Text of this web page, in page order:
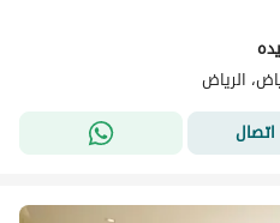
الرياض
اتصال